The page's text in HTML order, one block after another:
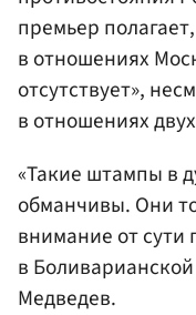
премьер
в отношениях
отсутствует»,
в отношениях
«Такие штампы в
обманчивы. Они
внимание от сути
в
Медведев.